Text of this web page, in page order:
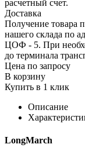
расчетный счет.
Доставка
Получение товара
нашего склада по
ЦОФ - 5. При
до терминала
Цена по запросу
В корзину
Купить в 1 клик
Описание
LongMarch